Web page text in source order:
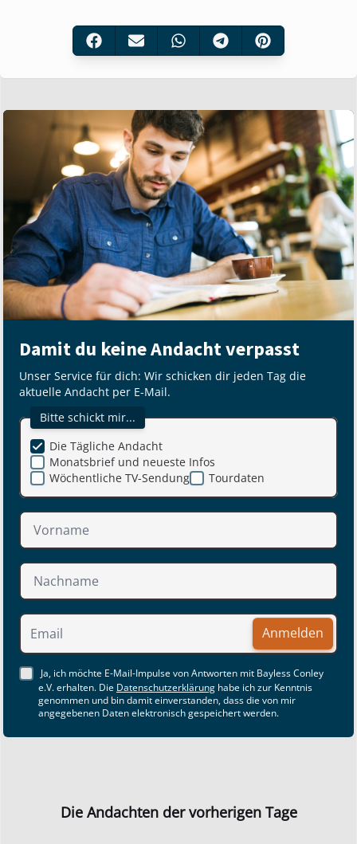
Damit du keine Andacht verpasst
Unser Service für dich: Wir schicken dir jeden Tag die
aktuelle Andacht per E-Mail.
Bitte schickt mir...
Monatsbrief und neueste Infos
Die Tägliche Andacht
Wöchentliche TV-Sendung Tourdaten
Anmelden
Ja, ich möchte E-Mail-Impulse von Antworten mit Bayless Conley
e.V. erhalten. Die Datenschutzerklärung habe ich zur Kenntnis
genommen und bin damit einverstanden, dass die von mir
angegebenen Daten elektronisch gespeichert werden.
Die Andachten der vorherigen Tage